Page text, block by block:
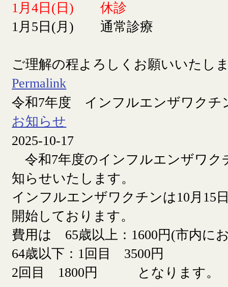
1月4日(日) 休診
1月5日(月) 通常診療
ご理解の程よろしくお願いいたし
Permalink
令和7年度 インフルエンザワクチ
お知らせ
2025-10-17
令和7年度のインフルエンザワク
知らせいたします。
インフルエンザワクチンは10月15
開始しております。
費用は 65歳以上：1600円(市内に
64歳以下：1回目 3500円
2回目 1800円 となります。